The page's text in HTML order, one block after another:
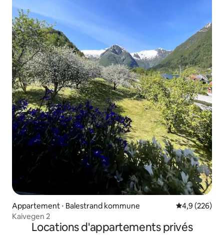
Appartement ⋅ Balestrand kommune Évaluation
4,9 (226)
Kaivegen 2
Locations d'appartements privés